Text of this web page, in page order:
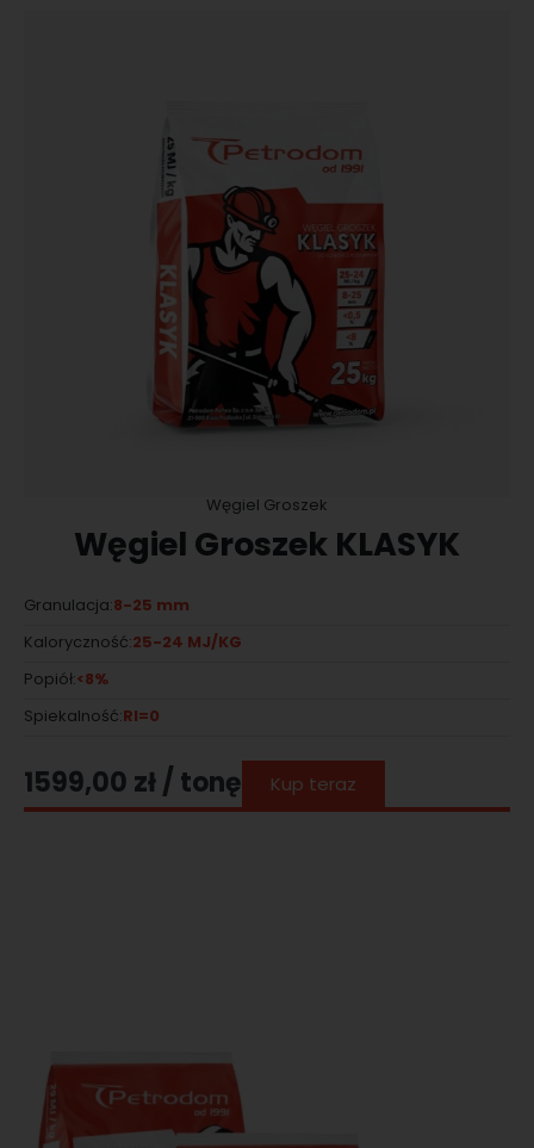
Węgiel Groszek
Węgiel Groszek KLASYK
Granulacja:8-25 mm
Kaloryczność:25-24 MJ/KG
Popiół:<8%
Spiekalność:RI=0
1599,00 zł/ tonę Kup teraz